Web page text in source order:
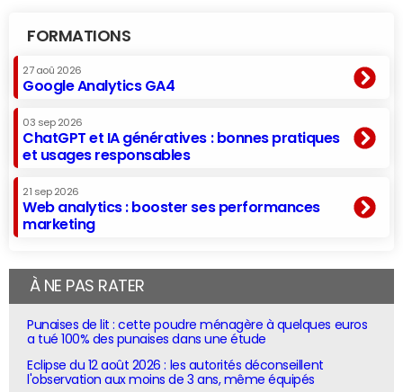
FORMATIONS
27 aoû 2026
Google Analytics GA4
03 sep 2026
ChatGPT et IA génératives : bonnes pratiques
et usages responsables
21 sep 2026
Web analytics : booster ses performances
marketing
À NE PAS RATER
Punaises de lit : cette poudre ménagère à quelques euros
a tué 100% des punaises dans une étude
Eclipse du 12 août 2026 : les autorités déconseillent
l'observation aux moins de 3 ans, même équipés